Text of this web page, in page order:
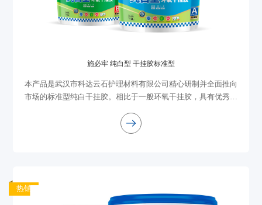
施必牢 纯白型 干挂胶标准型
本产品是武汉市科达云石护理材料有限公司精心研制并全面推向
市场的标准型纯白干挂胶。相比于一般环氧干挂胶，具有优秀的
白色，固化完全无腐蚀，安全可靠，...
热销